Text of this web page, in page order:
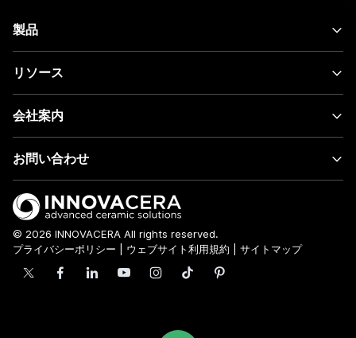
製品
リソース
会社案内
お問い合わせ
© 2026 INNOVACERA All rights reserved.
プライバシーポリシー
ウェブサイト利用規約 サイトマップ